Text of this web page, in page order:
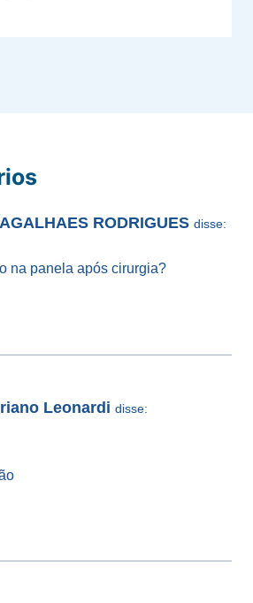
RODRIGUES disse:
na panela após cirurgia?
Leonardi disse: